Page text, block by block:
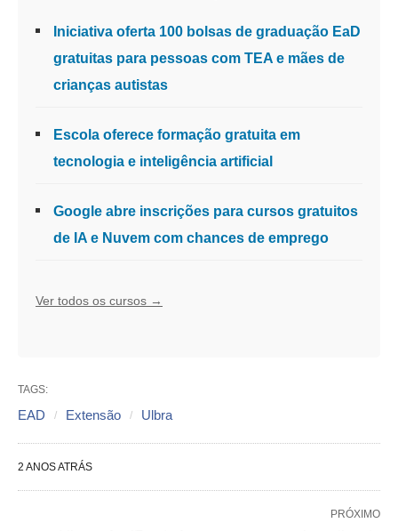
Iniciativa oferta 100 bolsas de graduação EaD
gratuitas para pessoas com TEA e mães de
crianças autistas
Escola oferece formação gratuita em
tecnologia e inteligência artificial
Google abre inscrições para cursos gratuitos
de IA e Nuvem com chances de emprego
Ver todos os cursos →
TAGS:
EAD Extensão Ulbra
2 ANOS ATRÁS
PRÓXIMO